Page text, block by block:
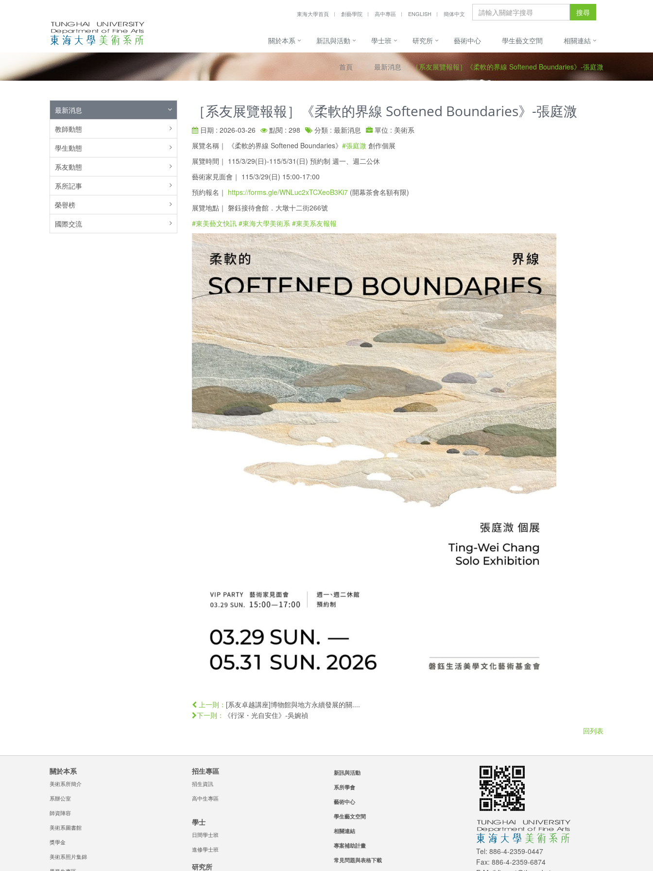
東海大學首頁 創藝學院 高中專區 ENGLISH 簡体中文 搜尋
關於本系 新訊與活動 學士班 研究所 藝術中心 學生藝文空間 相關連結
首頁 最新消息 ［系友展覽報報］《柔軟的界線 Softened Boundaries》-張庭溦
最新消息
教師動態
學生動態
系友動態
系所記事
榮譽榜
國際交流
［系友展覽報報］《柔軟的界線 Softened Boundaries》-張庭溦
日期 : 2026-03-26 點閱 : 298 分類 : 最新消息
單位 : 美術系
展覽名稱｜ 《柔軟的界線 Softened Boundaries》 #張庭溦 創作個展
展覽時間｜ 115/3/29(日)-115/5/31(日) 預約制 週一、週二公休
藝術家見面會｜ 115/3/29(日) 15:00-17:00
預約報名｜ https://forms.gle/WNLuc2xTCXeoB3Ki7(開幕茶會名額有限)
展覽地點｜ 磐鈺接待會館．大墩十二街266號
#東美藝文快訊 #東海大學美術系 #東美系友報報
上一則： [系友卓越講座]博物館與地方永續發展的關....
下一則：
《行深・光自安住》-吳婉禎
回列表
關於本系
美術系所簡介
系辦公室
師資陣容
美術系圖書館
獎學金
美術系照片集錦
招生專區
招生資訊
高中生專區
學士
日間學士班
進修學士班
研究所
新訊與活動
系所學會
藝術中心
學生藝文空間
相關連結
專案補助計畫
常見問題與表格下載
Tel: 886-4-2359-0447
Fax: 886-4-2359-6874